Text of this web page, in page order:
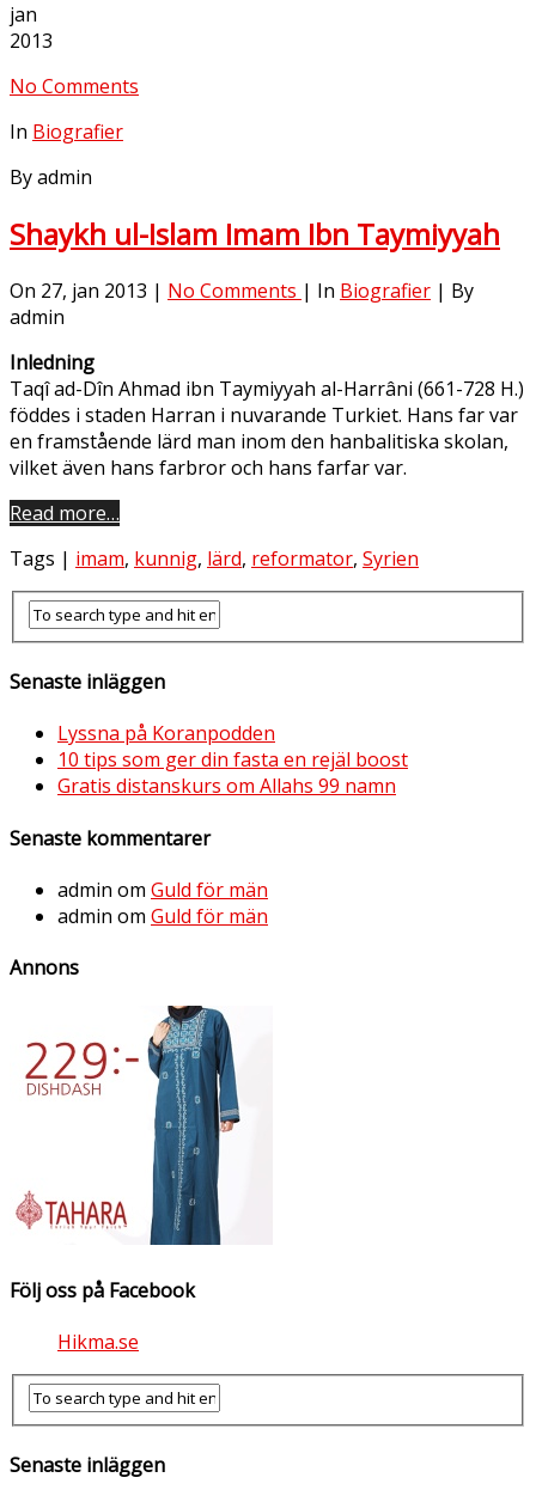
jan
2013
No Comments
In Biografier
By admin
Shaykh ul-Islam Imam Ibn Taymiyyah
On 27, jan 2013 | No Comments | In Biografier | By
admin
Inledning
Taqî ad-Dîn Ahmad ibn Taymiyyah al-Harrâni (661-728 H.)
föddes i staden Harran i nuvarande Turkiet. Hans far var
en framstående lärd man inom den hanbalitiska skolan,
vilket även hans farbror och hans farfar var.
Read more…
Tags | imam, kunnig, lärd, reformator, Syrien
Senaste inläggen
Lyssna på Koranpodden
10 tips som ger din fasta en rejäl boost
Gratis distanskurs om Allahs 99 namn
Senaste kommentarer
admin om Guld för män
admin om Guld för män
Annons
Följ oss på Facebook
Hikma.se
Senaste inläggen